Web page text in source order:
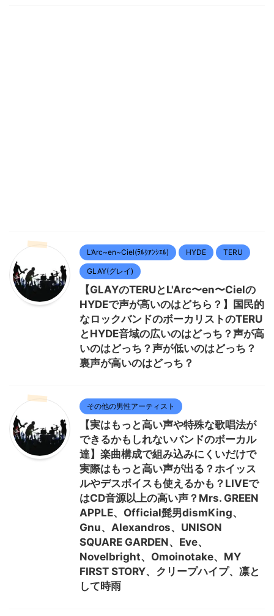
L’Arc~en~Ciel(ﾗﾙｸｱﾝｼｴﾙ) HYDE TERU
GLAY(グレイ)
【GLAYのTERUとL'Arc〜en〜Cielの
HYDEで声が高いのはどちら？】国民的
なロックバンドのボーカリストのTERU
とHYDE音域の広いのはどっち？声が高
いのはどっち？声が低いのはどっち？
裏声が高いのはどっち？
その他の男性アーティスト
【実はもっと高い声や特殊な歌唱法が
できるかもしれないバンドのボーカル
達】楽曲構成で組み込みにくいだけで
実際はもっと高い声が出る？ホイッス
ルやデスボイスも使えるかも？LIVEで
はCD音源以上の高い声？Mrs. GREEN
APPLE、Official髭男dismKing、
Gnu、Alexandros、UNISON
SQUARE GARDEN、Eve、
Novelbright、Omoinotake、MY
FIRST STORY、クリープハイプ、凛と
して時雨